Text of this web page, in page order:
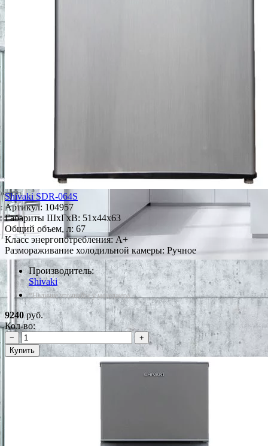
Shivaki SDR-064S
Артикул: 104957
Габариты ШxГxВ: 51x44x63
Общий объем, л: 67
Класс энергопотребления: A+
Размораживание холодильной камеры: Ручное
Производитель:
Shivaki
*Наличие уточняйте у менеджера
9240руб.
Кол-во:
−
+
Купить